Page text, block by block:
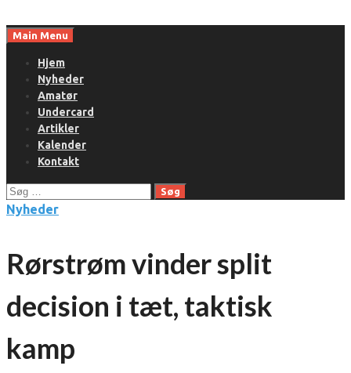
toMain Menu
Hjem
Nyheder
Amatør
Undercard
Artikler
Kalender
Kontakt
Søg
efter:
Nyheder
Rørstrøm vinder split
decision i tæt, taktisk
kamp